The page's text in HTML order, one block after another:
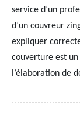
service d’un
d’un couvreur
expliquer
couverture est
l’élaboration de